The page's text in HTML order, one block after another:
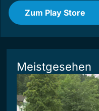
Zum Play Store
Meistgesehen